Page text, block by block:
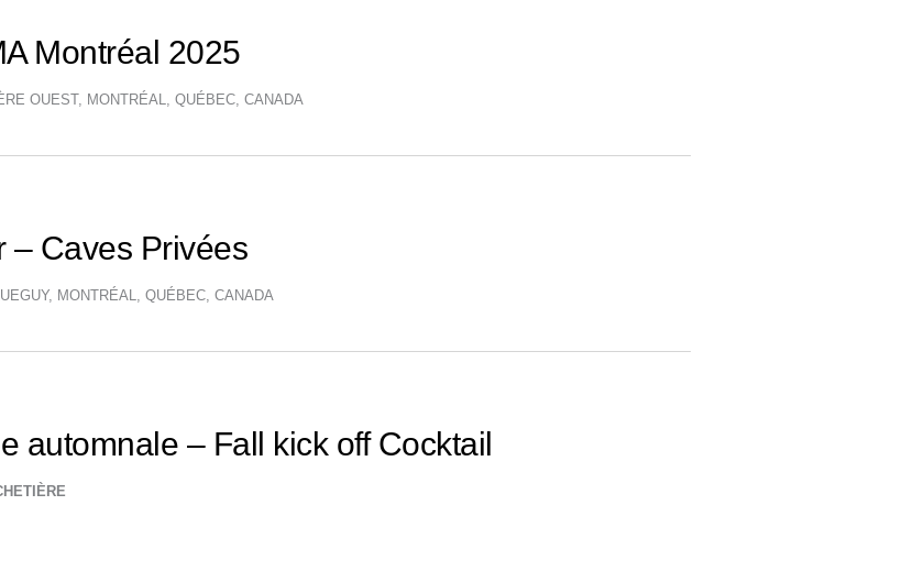
Montréal 2025
OUEST, MONTRÉAL, QUÉBEC, CANADA
– Caves Privées
MONTRÉAL, QUÉBEC, CANADA
automnale – Fall kick off Cocktail